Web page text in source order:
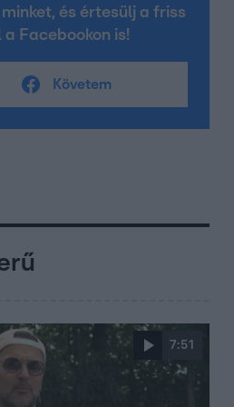
minket, és értesülj a friss
a Facebookon is!
Követem
7:51